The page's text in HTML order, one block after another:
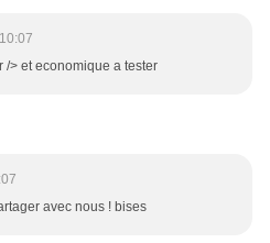
/> et economique a tester
avec nous ! bises